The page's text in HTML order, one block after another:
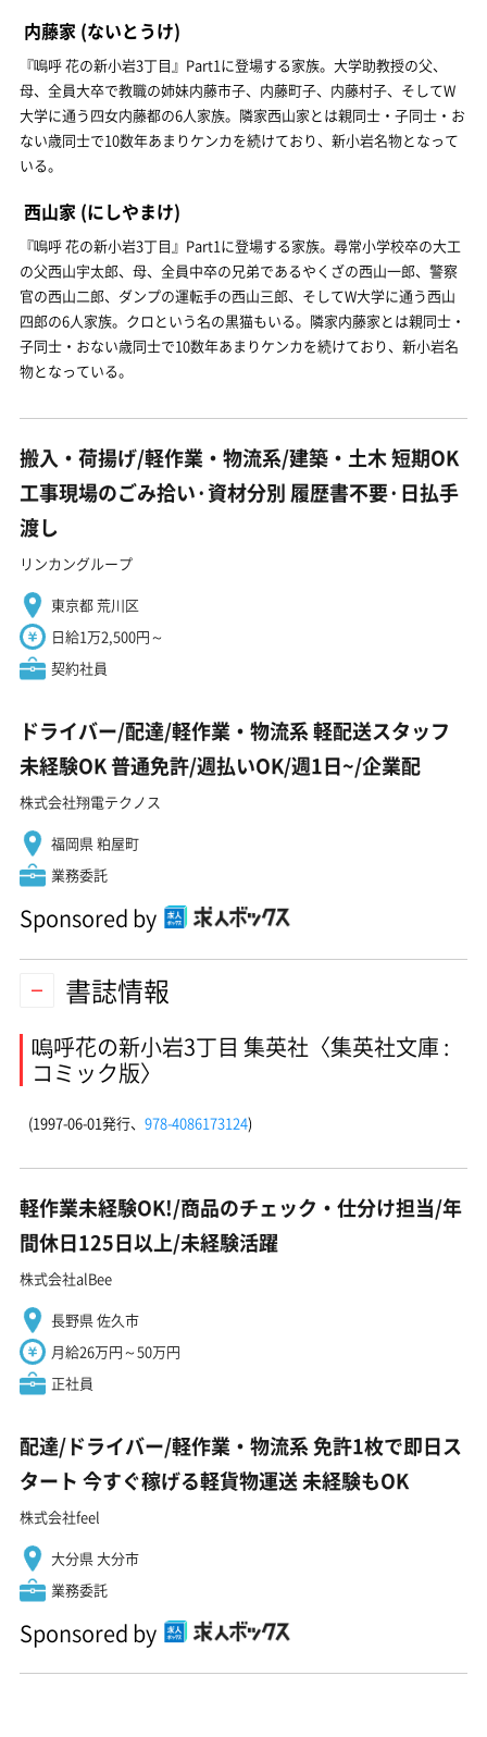
内藤家 (ないとうけ)
『嗚呼 花の新小岩3丁目』Part1に登場する家族。大学助教授の父、
母、全員大卒で教職の姉妹内藤市子、内藤町子、内藤村子、そしてW
大学に通う四女内藤都の6人家族。隣家西山家とは親同士・子同士・お
ない歳同士で10数年あまりケンカを続けており、新小岩名物となって
いる。
西山家 (にしやまけ)
『嗚呼 花の新小岩3丁目』Part1に登場する家族。尋常小学校卒の大工
の父西山宇太郎、母、全員中卒の兄弟であるやくざの西山一郎、警察
官の西山二郎、ダンプの運転手の西山三郎、そしてW大学に通う西山
四郎の6人家族。クロという名の黒猫もいる。隣家内藤家とは親同士・
子同士・おない歳同士で10数年あまりケンカを続けており、新小岩名
物となっている。
搬入・荷揚げ/軽作業・物流系/建築・土木 短期OK
工事現場のごみ拾い·資材分別 履歴書不要·日払手
渡し
リンカングループ
東京都 荒川区
日給1万2,500円～
契約社員
ドライバー/配達/軽作業・物流系 軽配送スタッフ
未経験OK 普通免許/週払いOK/週1日~/企業配
株式会社翔電テクノス
福岡県 粕屋町
業務委託
Sponsored by
書誌情報
嗚呼花の新小岩3丁目 集英社〈集英社文庫 :
コミック版〉
(1997-06-01発行、 978-4086173124)
軽作業未経験OK!/商品のチェック・仕分け担当/年
間休日125日以上/未経験活躍
株式会社alBee
長野県 佐久市
月給26万円～50万円
正社員
配達/ドライバー/軽作業・物流系 免許1枚で即日ス
タート 今すぐ稼げる軽貨物運送 未経験もOK
株式会社feel
大分県 大分市
業務委託
Sponsored by